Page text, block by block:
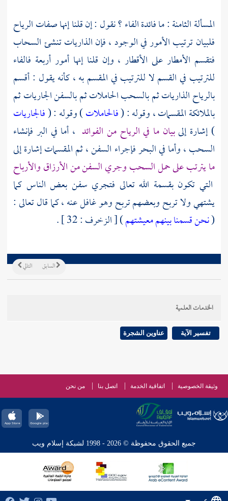
المسألة الثامنة : ما فائدة الفاء ؟ نقول : إن قلنا إنها صفات الرياح
فلبيان ترتيب الأمور في الوجود ، فإن الذاريات تنشئ السحاب
فتقسم الأمطار على الأقطار ، وإن قلنا إنها أمور أربعة فالفاء
للترتيب في القسم لا للترتيب في المقسم به ، كأنه يقول : أقسم
بالرياح الذاريات ثم بالسحب الحاملات ثم بالسفن الجاريات ثم
بالملائكة المقسمات ، وقوله : (فالحاملات) وقوله : (فالجاريات
) إشارة إلىبيان ما في الرياح من الفوائد ، أما في البر فإنشاء
السحب ، وأما في البحر فإجراء السفن ، ثم المقسمات إشارة إلى
ما يترتب على حمل السحب وجري السفن من الأرزاق والأرباح
التي تكون بقسمة الله تعالى فتجري سفن بعض الناس كما
يشتهي ولا تربح وبعضهم تربح وهو غافل عنه ، كما قال تعالى :
(نحن قسمنا بينهم معيشتهم) [ الزخرف : 32 ] .
التالي السابق
الخدمات العلمية
تفسير الآية عناوين الشجرة
وثيقة الخصوصية اتفاقية الخدمة اتصل بنا من نحن
جميع الحقوق محفوظة © 2026 - 1998 لشبكة إسلام ويب